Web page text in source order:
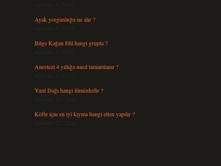
Ağustos 6, 2026
Ayak yorgunluğu ne alır ?
Ağustos 5, 2026
Bilge Kağan Etil hangi grupta ?
Ağustos 4, 2026
Anestezi 4 yıllığa nasıl tamamlanır ?
Ağustos 4, 2026
Yunt Dağı hangi ilimizdedir ?
Temmuz 29, 2026
Köfte için en iyi kıyma hangi etten yapılır ?
Temmuz 27, 2026